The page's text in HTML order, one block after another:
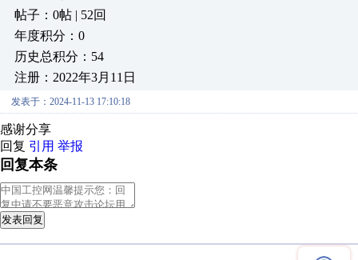
帖子：0帖 | 52回
年度积分：0
历史总积分：54
注册：2022年3月11日
发表于：2024-11-13 17:10:18
感谢分享
回复 引用 举报
回复本条
发表回复